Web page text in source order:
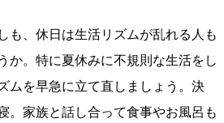
も、休日は生活リズムが乱れる人も
か。特に夏休みに不規則な生活をし
ムを早急に立て直しましょう。決
。家族と話し合って食事やお風呂も